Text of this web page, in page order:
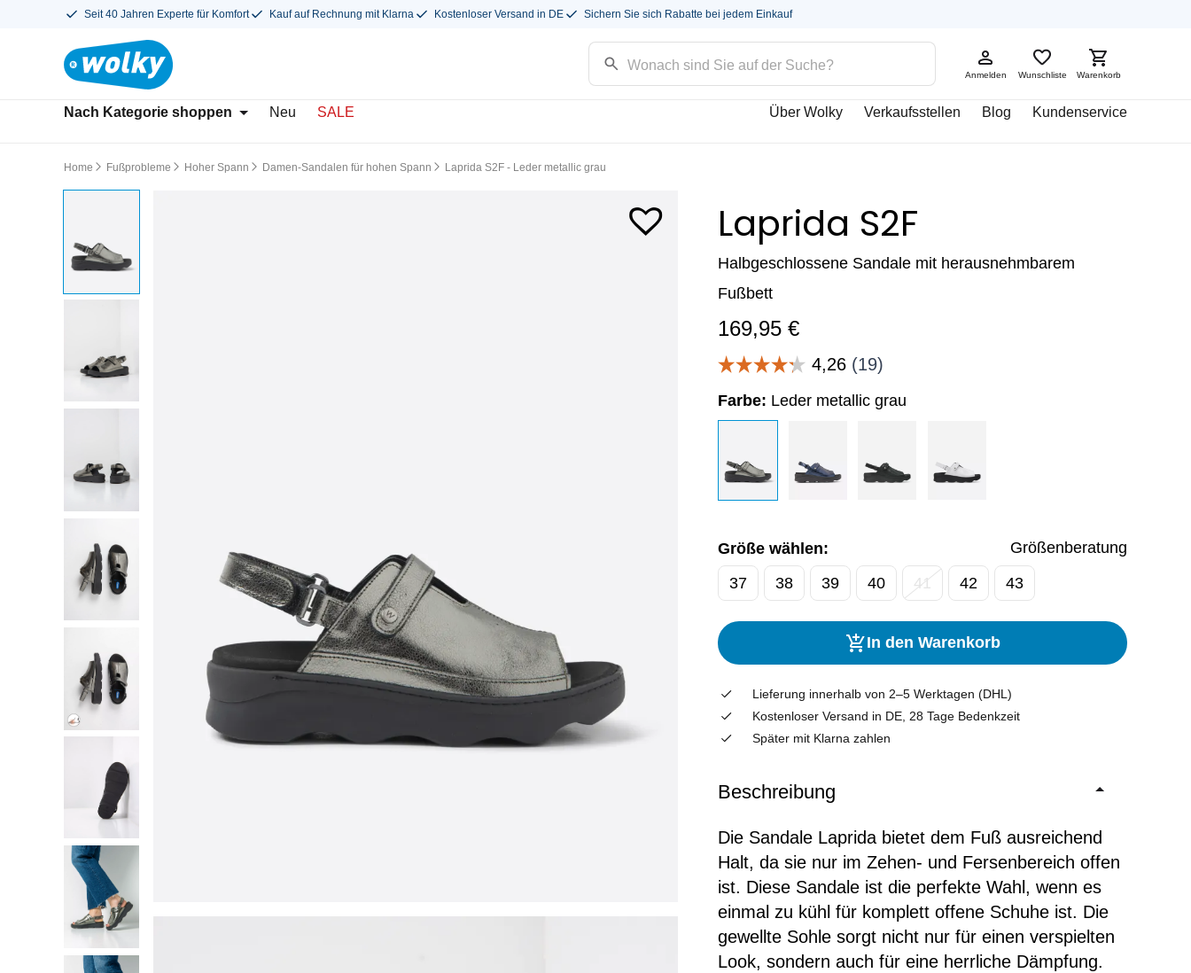
Seit 40 Jahren Experte für Komfort Kauf auf Rechnung mit Klarna Kostenloser Versand in DE Sichern Sie sich Rabatte bei jedem Einkauf
Anmelden Wunschliste Warenkorb
Nach Kategorie shoppen Neu SALE Über Wolky Verkaufsstellen Blog Kundenservice
Home Fußprobleme Hoher Spann Damen-Sandalen für hohen Spann Laprida S2F - Leder metallic grau
Laprida S2F
Halbgeschlossene Sandale mit herausnehmbarem
Fußbett
169,95 €
Farbe: Leder metallic grau
Größe wählen:
Größenberatung
37
38 39 40 41 42 43
In den Warenkorb
Lieferung innerhalb von 2–5 Werktagen (DHL)
Kostenloser Versand in DE, 28 Tage Bedenkzeit
Später mit Klarna zahlen
Beschreibung
Die Sandale Laprida bietet dem Fuß ausreichend
Halt, da sie nur im Zehen- und Fersenbereich offen
ist. Diese Sandale ist die perfekte Wahl, wenn es
einmal zu kühl für komplett offene Schuhe ist. Die
gewellte Sohle sorgt nicht nur für einen verspielten
Look, sondern auch für eine herrliche Dämpfung.